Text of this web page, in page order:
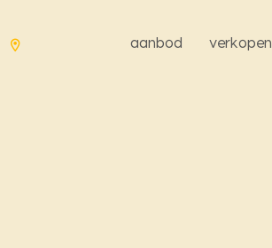
aanbod verkopen